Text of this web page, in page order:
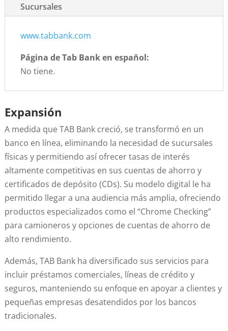
Sucursales
www.tabbank.com
Página de Tab Bank en español:
No tiene.
Expansión
A medida que TAB Bank creció, se transformó en un
banco en línea, eliminando la necesidad de sucursales
físicas y permitiendo así ofrecer tasas de interés
altamente competitivas en sus cuentas de ahorro y
certificados de depósito (CDs). Su modelo digital le ha
permitido llegar a una audiencia más amplia, ofreciendo
productos especializados como el “Chrome Checking”
para camioneros y opciones de cuentas de ahorro de
alto rendimiento.
Además, TAB Bank ha diversificado sus servicios para
incluir préstamos comerciales, líneas de crédito y
seguros, manteniendo su enfoque en apoyar a clientes y
pequeñas empresas desatendidos por los bancos
tradicionales.